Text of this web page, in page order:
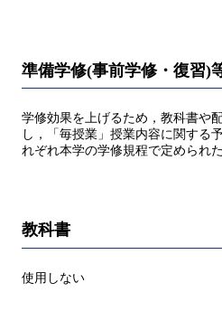
準備学修(事前学修・復習)
学修効果を上げるため，教科書や
し，「毎授業」授業内容に関する
れぞれ本学の学修規程で定められ
教科書
使用しない